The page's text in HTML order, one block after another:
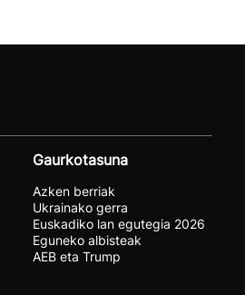
Gaurkotasuna
Azken berriak
Ukrainako gerra
Euskadiko lan egutegia 2026
Eguneko albisteak
AEB eta Trump